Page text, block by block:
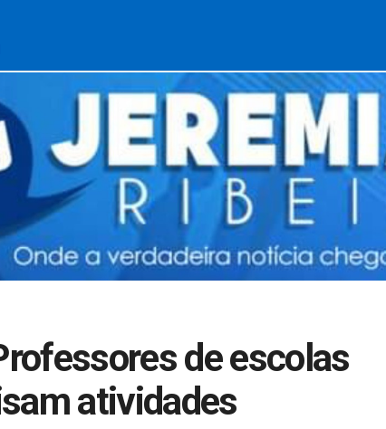
de escolas
atividades